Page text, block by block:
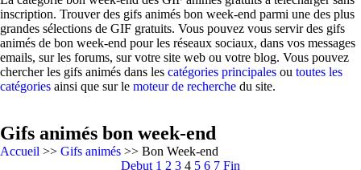
inscription. Trouver des gifs animés bon week-end parmi une des plus
grandes sélections de GIF gratuits. Vous pouvez vous servir des gifs
animés de bon week-end pour les réseaux sociaux, dans vos messages
emails, sur les forums, sur votre site web ou votre blog. Vous pouvez
chercher les gifs animés dans les catégories principales ou toutes les
catégories ainsi que sur le moteur de recherche du site.
Gifs animés bon week-end
Accueil >> Gifs animés >> Bon Week-end
Debut 1 2 3 4 5 6 7 Fin